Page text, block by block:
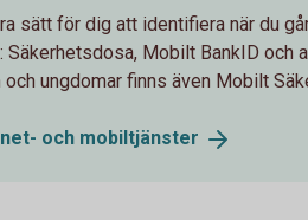
sätt för dig att identifiera när du
Säkerhetsdosa, Mobilt BankID och
och ungdomar finns även Mobilt
och mobiltjänster